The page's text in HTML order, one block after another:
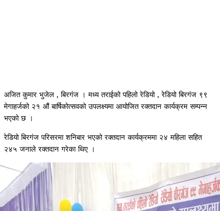
अजित कुमार भुजेल , बिरगंज । मध्य तराईको पहिलो रेडियो , रेडियो बिरगंज ९९
मेगाहर्जको २१ औं बार्षिकोत्सवको उपलक्ष्यमा आयोजित रक्तदान कार्यक्रम सम्पन्न
भएको छ ।
रेडियो बिरगंज परिसरमा शनिबार भएको रक्तदान कार्यक्रममा २४ महिला सहित
२४५ जनाले रक्तदान गरेका थिए ।